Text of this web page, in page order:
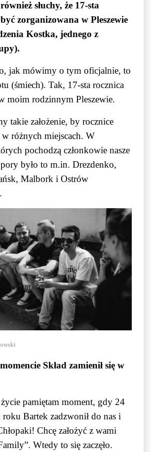
słuchy, że 17-sta
zorganizowana w Pleszewie
Kostka, jednego z
jak mówimy o tym oficjalnie, to
(śmiech). Tak, 17-sta rocznica
moim rodzinnym Pleszewie.
takie założenie, by rocznice
w różnych miejscach. W
pochodzą członkowie nasze
było to m.in. Drezdenko,
Malbork i Ostrów
Skład zamienił się w
życie pamiętam moment, gdy 24
Bartek zadzwonił do nas i
Chcę założyć z wami
Wtedy to się zaczęło.